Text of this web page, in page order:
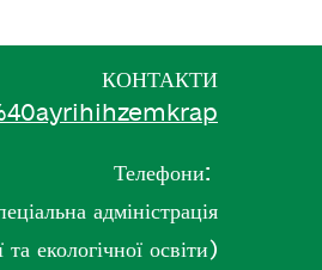
КОНТАКТИ
Телефони:
адміністрація
екологічної освіти)